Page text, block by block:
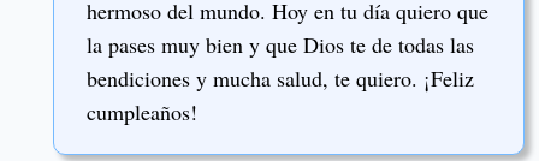
hermoso del mundo. Hoy en tu día quiero que
la pases muy bien y que Dios te de todas las
bendiciones y mucha salud, te quiero. ¡Feliz
cumpleaños!